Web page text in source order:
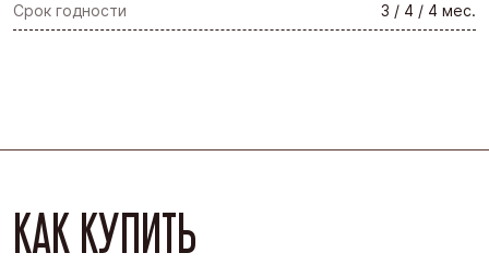
Срок годности 3 / 4 / 4 мес.
КАК КУПИТЬ